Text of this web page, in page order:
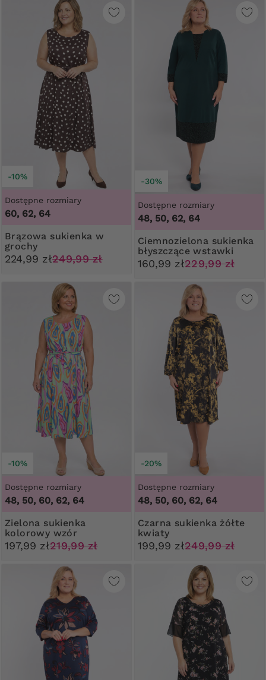
-10%
Dostępne rozmiary
60, 62, 64
Brązowa sukienka w
grochy
224,99 zł249,99 zł
-30%
Dostępne rozmiary
48, 50, 62, 64
Ciemnozielona sukienka
błyszczące wstawki
160,99 zł229,99 zł
-10%
Dostępne rozmiary
48, 50, 60, 62, 64
Zielona sukienka
kolorowy wzór
197,99 zł219,99 zł
-20%
Dostępne rozmiary
48, 50, 60, 62, 64
Czarna sukienka żółte
kwiaty
199,99 zł249,99 zł